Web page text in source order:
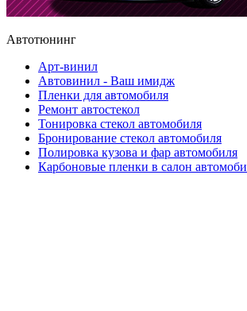
Автотюнинг
Арт-винил
Автовинил - Ваш имидж
Пленки для автомобиля
Ремонт автостекол
Тонировка стекол автомобиля
Бронирование стекол автомобиля
Полировка кузова и фар автомобиля
Карбоновые пленки в салон